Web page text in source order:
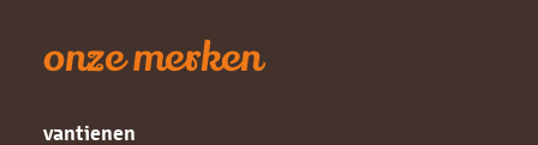
onze merken
vantienen